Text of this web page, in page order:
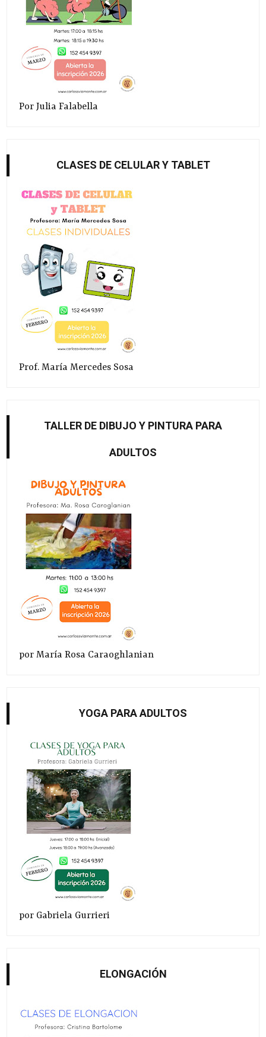
Por Julia Falabella
CLASES DE CELULAR Y TABLET
Prof. María Mercedes Sosa
TALLER DE DIBUJO Y PINTURA PARA
ADULTOS
por María Rosa Caraoghlanian
YOGA PARA ADULTOS
por Gabriela Gurrieri
ELONGACIÓN